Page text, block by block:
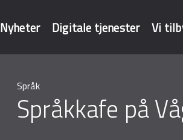
Nyheter Digitale tjenester Vi
Språk
Språkkafe på